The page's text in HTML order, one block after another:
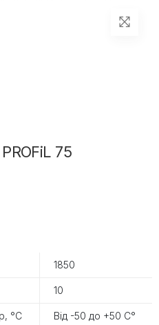
75
1850
10
°С Від -50 до +50 С°